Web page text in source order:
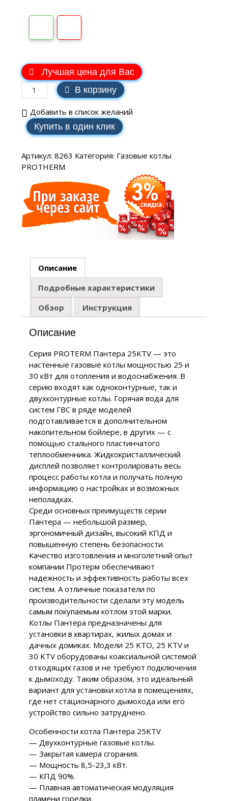
Лучшая цена для Вас В наличии
В корзину
Добавить в список желаний
Купить в один клик
Артикул: 8263 Категория: Газовые котлы
PROTHERM
Описание
Подробные характеристики
Обзор
Инструкция
Описание
Серия PROTERM Пантера 25KTV — это
настенные газовые котлы мощностью 25 и
30 кВт для отопления и водоснабжения. В
серию входят как одноконтурные, так и
двухконтурные котлы. Горячая вода для
систем ГВС в ряде моделей
подготавливается в дополнительном
накопительном бойлере, в других — с
помощью стального пластинчатого
теплообменника. Жидкокристаллический
дисплей позволяет контролировать весь
процесс работы котла и получать полную
информацию о настройках и возможных
неполадках.
Среди основных преимуществ серии
Пантера — небольшой размер,
эргономичный дизайн, высокий КПД и
повышенную степень безопасности.
Качество изготовления и многолетний опыт
компании Протерм обеспечивают
надежность и эффективность работы всех
систем. А отличные показатели по
производительности сделали эту модель
самым покупаемым котлом этой марки.
Котлы Пантера предназначены для
установки в квартирах, жилых домах и
дачных домиках. Модели 25 KTO, 25 KTV и
30 KTV оборудованы коаксиальной системой
отходящих газов и не требуют подключения
к дымоходу. Таким образом, это идеальный
вариант для установки котла в помещениях,
где нет стационарного дымохода или его
устройство сильно затруднено.
Особенности котла Пантера 25KTV
— Двухконтурные газовые котлы.
— Закрытая камера сгорания.
— Мощность 8,5-23,3 кВт.
— КПД 90%.
— Плавная автоматическая модуляция
пламени горелки.